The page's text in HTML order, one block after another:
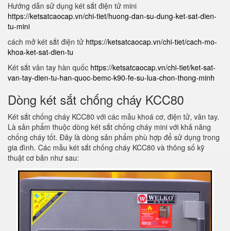
Hướng dẫn sử dụng két sắt điện tử mini
https://ketsatcaocap.vn/chi-tiet/huong-dan-su-dung-ket-sat-dien-
tu-mini
cách mở két sắt điện tử https://ketsatcaocap.vn/chi-tiet/cach-mo-
khoa-ket-sat-dien-tu
Két sắt vân tay hàn quốc https://ketsatcaocap.vn/chi-tiet/ket-sat-
van-tay-dien-tu-han-quoc-bemc-k90-fe-su-lua-chon-thong-minh
Dòng két sắt chống cháy KCC80
Két sắt chống cháy KCC80 với các mẫu khoá cơ, điện tử, vân tay.
Là sản phẩm thuộc dòng két sắt chống cháy mini với khả năng
chống cháy tốt. Đây là dòng sản phẩm phù hợp để sử dụng trong
gia đình. Các mẫu két sắt chống cháy KCC80 và thông số kỹ
thuật cơ bản như sau: